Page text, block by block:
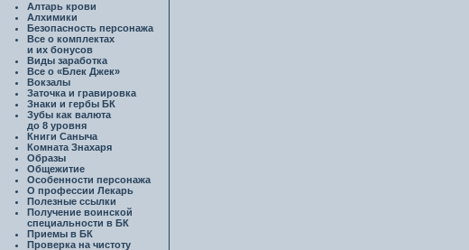
Алтарь крови
Алхимики
Безопасность персонажа
Все о комплектах
и их бонусов
Виды заработка
Все о «Блек Джек»
Вокзалы
Заточка и гравировка
Знаки и гербы БК
Зубы как валюта
до 8 уровня
Книги Саныча
Комната Знахаря
Образы
Общежитие
Особенности персонажа
О профессии Лекарь
Полезные ссылки
Получение воинской
специальности в БК
Приемы в БК
Проверка на чистоту